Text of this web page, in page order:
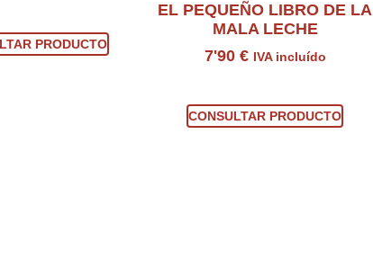
PRODUCTO
EL PEQUEÑO LIBRO DE LA
MALA LECHE
7'90 € IVA incluído
CONSULTAR PRODUCTO